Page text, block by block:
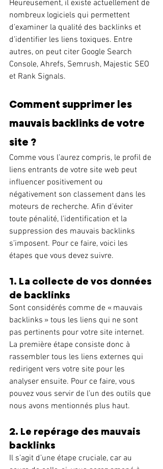
Heureusement, il existe actuellement de
nombreux logiciels qui permettent
d’examiner la qualité des backlinks et
d’identifier les liens toxiques. Entre
autres, on peut citer Google Search
Console, Ahrefs, Semrush, Majestic SEO
et Rank Signals.
Comment supprimer les
mauvais backlinks de votre
site ?
Comme vous l’aurez compris, le profil de
liens entrants de votre site web peut
influencer positivement ou
négativement son classement dans les
moteurs de recherche. Afin d’éviter
toute pénalité, l’identification et la
suppression des mauvais backlinks
s’imposent. Pour ce faire, voici les
étapes que vous devez suivre.
1. La collecte de vos données
de backlinks
Sont considérés comme de « mauvais
backlinks » tous les liens qui ne sont
pas pertinents pour votre site internet.
La première étape consiste donc à
rassembler tous les liens externes qui
redirigent vers votre site pour les
analyser ensuite. Pour ce faire, vous
pouvez vous servir de l’un des outils que
nous avons mentionnés plus haut.
2. Le repérage des mauvais
backlinks
Il s’agit d’une étape cruciale, car au